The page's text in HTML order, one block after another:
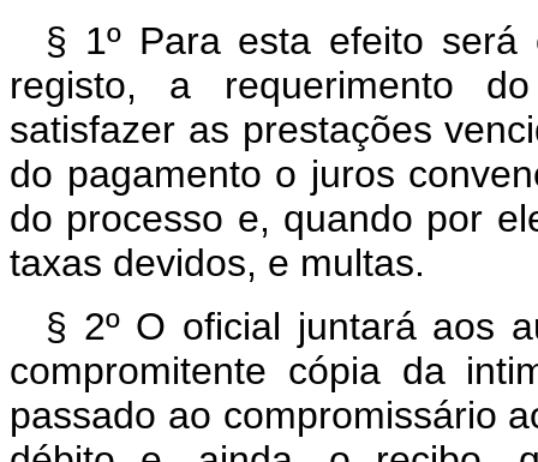
§ 1º Para esta efeito
registo, a requerimento
satisfazer as prestações
do pagamento o juros
do processo e, quando por
taxas devidos, e multas.
§ 2º O oficial juntará aos
compromitente cópia da
passado ao compromissário